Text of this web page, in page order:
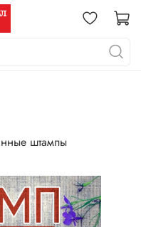
штампы